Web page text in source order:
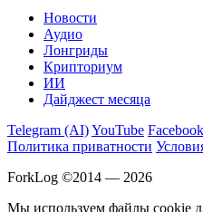
Новости
Аудио
Лонгриды
Крипториум
ИИ
Дайджест месяца
Telegram (AI)YouTube Facebook
Политика приватности
ForkLog ©2014 — 2026
Мы используем файлы cookie